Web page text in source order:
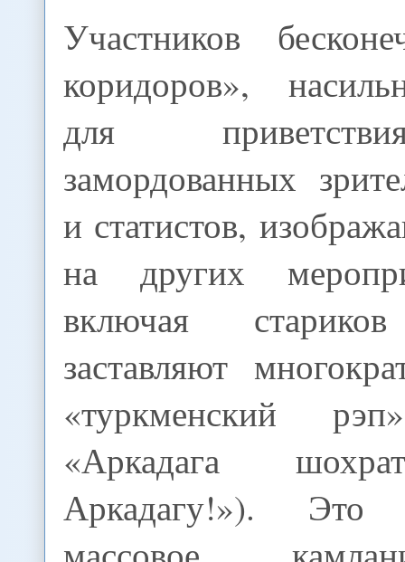
Участников
коридоров»,
для
замордованных
и статистов,
на других
включая
заставляют
«туркменский
«Аркадага
Аркадагу!»). Это